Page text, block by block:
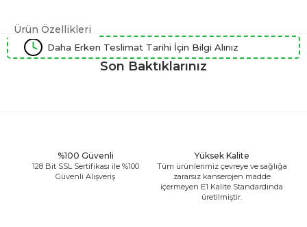
Ürün Özellikleri
Daha Erken Teslimat Tarihi İçin Bilgi Alınız
Son Baktıklarınız
%100 Güvenli
128 Bit SSL Sertifikası ile %100
Güvenli Alışveriş
Yüksek Kalite
Tüm ürünlerimiz çevreye ve sağlığa
zararsız kanserojen madde
içermeyen E1 Kalite Standardında
üretilmiştir.